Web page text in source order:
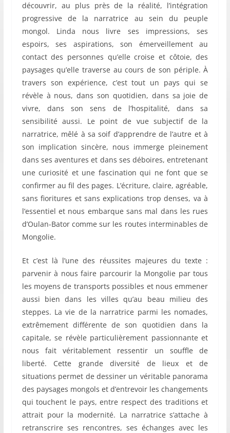
découvrir, au plus près de la réalité, l’intégration
progressive de la narratrice au sein du peuple
mongol. Linda nous livre ses impressions, ses
espoirs, ses aspirations, son émerveillement au
contact des personnes qu’elle croise et côtoie, des
paysages qu’elle traverse au cours de son périple. À
travers son expérience, c’est tout un pays qui se
révèle à nous, dans son quotidien, dans sa joie de
vivre, dans son sens de l’hospitalité, dans sa
sensibilité aussi. Le point de vue subjectif de la
narratrice, mêlé à sa soif d’apprendre de l’autre et à
son implication sincère, nous immerge pleinement
dans ses aventures et dans ses déboires, entretenant
une curiosité et une fascination qui ne font que se
confirmer au fil des pages. L’écriture, claire, agréable,
sans fioritures et sans explications trop denses, va à
l’essentiel et nous embarque sans mal dans les rues
d’Oulan-Bator comme sur les routes interminables de
Mongolie.
Et c’est là l’une des réussites majeures du texte :
parvenir à nous faire parcourir la Mongolie par tous
les moyens de transports possibles et nous emmener
aussi bien dans les villes qu’au beau milieu des
steppes. La vie de la narratrice parmi les nomades,
extrêmement différente de son quotidien dans la
capitale, se révèle particulièrement passionnante et
nous fait véritablement ressentir un souffle de
liberté. Cette grande diversité de lieux et de
situations permet de dessiner un véritable panorama
des paysages mongols et d’entrevoir les changements
qui touchent le pays, entre respect des traditions et
attrait pour la modernité. La narratrice s’attache à
retranscrire ses rencontres, ses échanges avec les